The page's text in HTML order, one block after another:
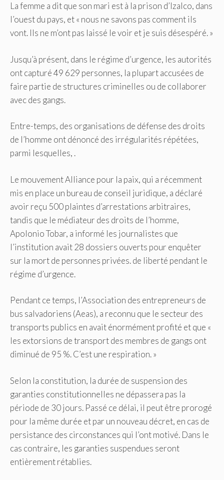
La femme a dit que son mari est à la prison d’Izalco, dans
l’ouest du pays, et « nous ne savons pas comment ils
vont. Ils ne m’ont pas laissé le voir et je suis désespéré. »
Jusqu’à présent, dans le régime d’urgence, les autorités
ont capturé 49 629 personnes, la plupart accusées de
faire partie de structures criminelles ou de collaborer
avec des gangs.
Entre-temps, des organisations de défense des droits
de l’homme ont dénoncé des irrégularités répétées,
parmi lesquelles, .
Le mouvement Alliance pour la paix, qui a récemment
mis en place un bureau de conseil juridique, a déclaré
avoir reçu 500 plaintes d’arrestations arbitraires,
tandis que le médiateur des droits de l’homme,
Apolonio Tobar, a informé les journalistes que
l’institution avait 28 dossiers ouverts pour enquêter
sur la mort de personnes privées. de liberté pendant le
régime d’urgence.
Pendant ce temps, l’Association des entrepreneurs de
bus salvadoriens (Aeas), a reconnu que le secteur des
transports publics en avait énormément profité et que «
les extorsions de transport des membres de gangs ont
diminué de 95 %. C’est une respiration. »
Selon la constitution, la durée de suspension des
garanties constitutionnelles ne dépassera pas la
période de 30 jours. Passé ce délai, il peut être prorogé
pour la même durée et par un nouveau décret, en cas de
persistance des circonstances qui l’ont motivé. Dans le
cas contraire, les garanties suspendues seront
entièrement rétablies.